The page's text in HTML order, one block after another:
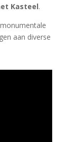
Kasteel.
aan diverse